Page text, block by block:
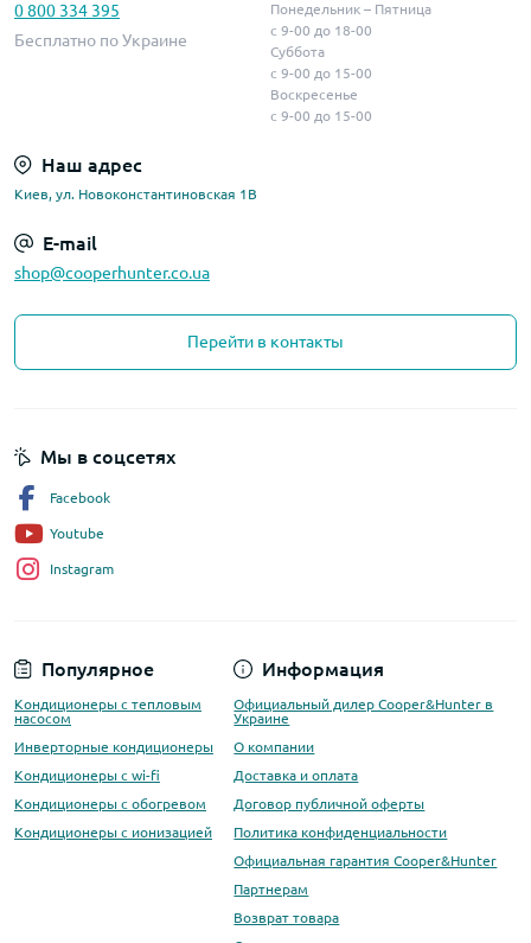
0 800 334 395
Бесплатно по Украине
Понедельник – Пятница
с 9-00 до 18-00
Суббота
с 9-00 до 15-00
Воскресенье
с 9-00 до 15-00
Наш адрес
Киев, ул. Новоконстантиновская 1В
E-mail
shop@cooperhunter.co.ua
Перейти в контакты
Популярное
Кондиционеры с тепловым
насосом
Инверторные кондиционеры
Кондиционеры с wi-fi
Кондиционеры с обогревом
Кондиционеры с ионизацией
Информация
Официальный дилер Cooper&Hunter в
Украине
О компании
Доставка и оплата
Договор публичной оферты
Политика конфиденциальности
Официальная гарантия Cooper&Hunter
Партнерам
Возврат товара
Мы в соцсетях
Facebook
Youtube
Instagram